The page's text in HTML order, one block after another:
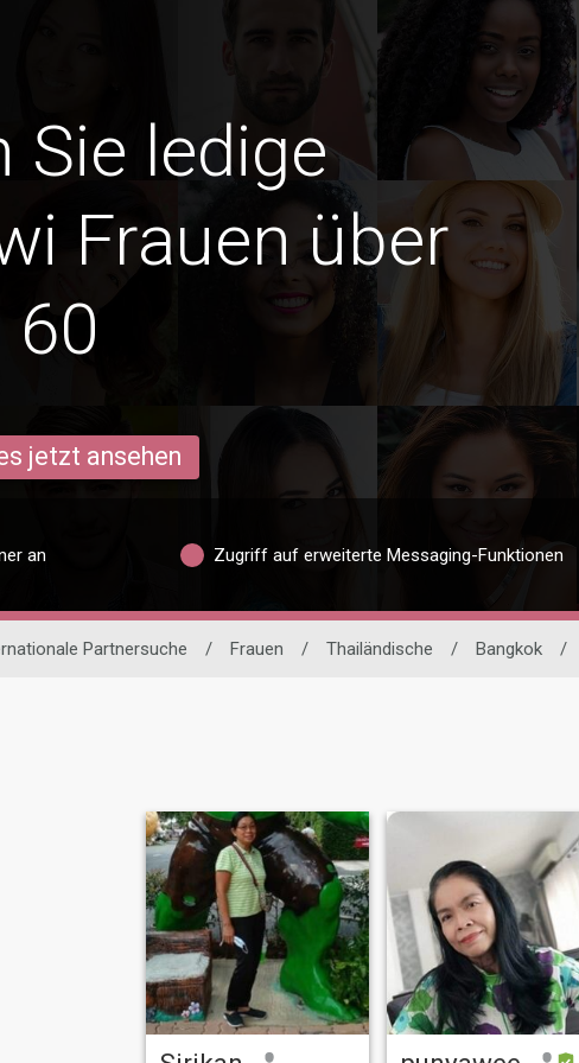
Sie ledige
Frauen über
60
jetzt ansehen
an Zugriff auf erweiterte Messaging-Funktionen
Partnersuche / Frauen / Thailändische / Bangkok /